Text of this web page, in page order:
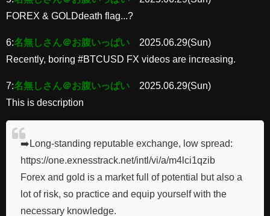
FOREX & GOLDdeath flag...?
6:名無しさん＠お腹いっぱい
2025.06.29(Sun)
Recently, boring #BTCUSD FX videos are increasing.
7:名無しさん＠お腹いっぱい
2025.06.29(Sun)
This is description
➡️Long-standing reputable exchange, low spread:
https://one.exnesstrack.net/intl/vi/a/m4lci1qzib
Forex and gold is a market full of potential but also a
lot of risk, so practice and equip yourself with the
necessary knowledge.